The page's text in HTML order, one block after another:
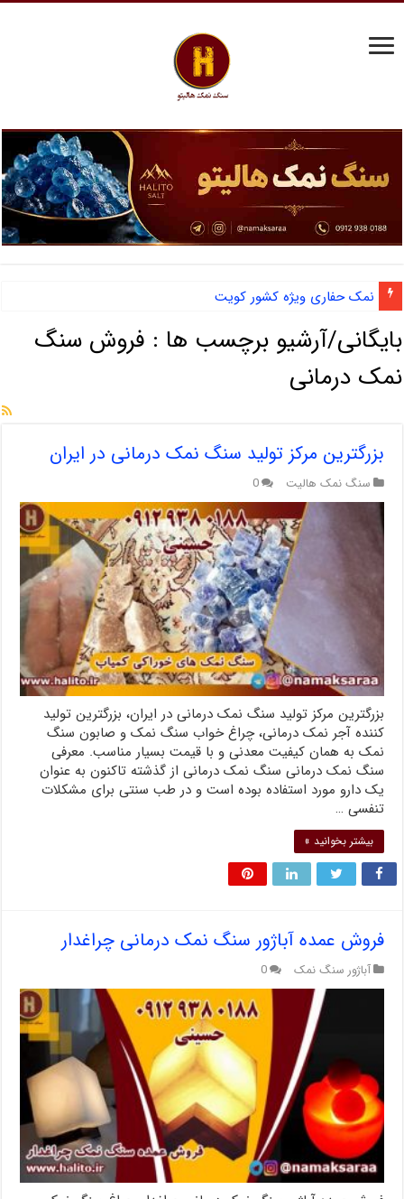
نمک حفاری ویژه کشور کویت
بایگانی/آرشیو برچسب ها : فروش سنگ
نمک درمانی
بزرگترین مرکز تولید سنگ نمک درمانی در ایران
سنگ نمک هالیت 0
بزرگترین مرکز تولید سنگ نمک درمانی در ایران، بزرگترین تولید
کننده آجر نمک درمانی، چراغ خواب سنگ نمک و صابون سنگ
نمک به همان کیفیت معدنی و با قیمت بسیار مناسب. معرفی
سنگ نمک درمانی سنگ نمک درمانی از گذشته تاکنون به عنوان
یک دارو مورد استفاده بوده است و در طب سنتی برای مشکلات
تنفسی …
بیشتر بخوانید »
فروش عمده آباژور سنگ نمک درمانی چراغدار
آباژور سنگ نمک 0